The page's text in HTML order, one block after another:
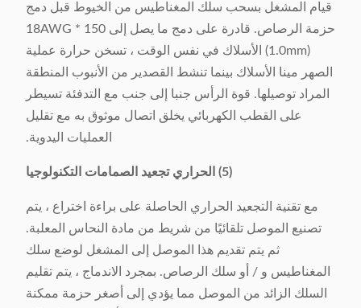
قيام المشغل بسحب سلك المغناطيس من الخيوط قبل دمج
حزمة الرصاص. قادرة على دمج ما يصل إلى 150 * 18AWG
(1.0mm) الأسلاك في نفس الوقت ، تسخن حرارة عملية
الصهر مينا الأسلاك بينما تنشط القصدير من الأنبوب المنطقة
المراد توصيلها. قوة الرأس جنبا إلى جنب مع التدفئة تسيطر
على القطب الكهربائي يخلق اتصال موثوق به مع تقليل
العمليات اليدوية.
(5) الحراري تجعيد الصمامات التكنولوجيا
مع تقنية التجعيد الحراري الحاصلة على براءة اختراع ، يتم
تصنيع الموصل تلقائيًا من شريط من مادة النحاس المعلبة.
ثم يتم تقديم هذا الموصل إلى المشغل لوضع سلك
المغناطيس و / أو سلك الرصاص. بمجرد الاندماج ، يتم تقليم
السلك الزائد من الموصل مما يؤدي إلى أصغر حزمة ممكنة